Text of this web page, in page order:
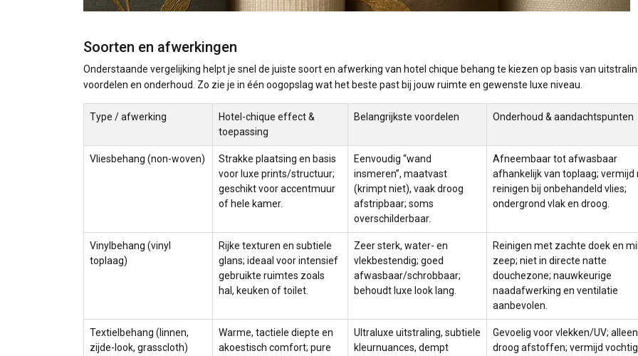
Soorten en afwerkingen
Onderstaande vergelijking helpt je snel de juiste soort en afwerking van hotel chique behang te kiezen op basis van
voordelen en onderhoud. Zo zie je in één oogopslag wat het beste past bij jouw ruimte en gewenste luxe niveau.
Type / afwerking
Hotel-chique effect &
toepassing
Belangrijkste voordelen Onderhoud & aandachtspunten
Vliesbehang (non-woven)
Strakke plaatsing en basis
voor luxe prints/structuur;
geschikt voor accentmuur
of hele kamer.
Eenvoudig “wand
insmeren”, maatvast
(krimpt niet), vaak droog
afstripbaar; soms
overschilderbaar.
Afneembaar tot afwasbaar
afhankelijk van toplaag; vermijd
reinigen bij onbehandeld vlies;
ondergrond vlak en droog.
Vinylbehang (vinyl
toplaag)
Rijke texturen en subtiele
glans; ideaal voor intensief
gebruikte ruimtes zoals
hal, keuken of toilet.
Zeer sterk, water- en
vlekbestendig; goed
afwasbaar/schrobbaar;
behoudt luxe look lang.
Reinigen met zachte doek en
zeep; niet in directe natte
douchezone; nauwkeurige
naadafwerking en ventilatie
aanbevolen.
Textielbehang (linnen,
zijde-look, grasscloth)
Warme, tactiele diepte en
akoestisch comfort; pure
Ultraluxe uitstraling, subtiele
kleurnuances, dempt
Gevoelig voor vlekken/UV; alleen
droog afstoffen; vermijd